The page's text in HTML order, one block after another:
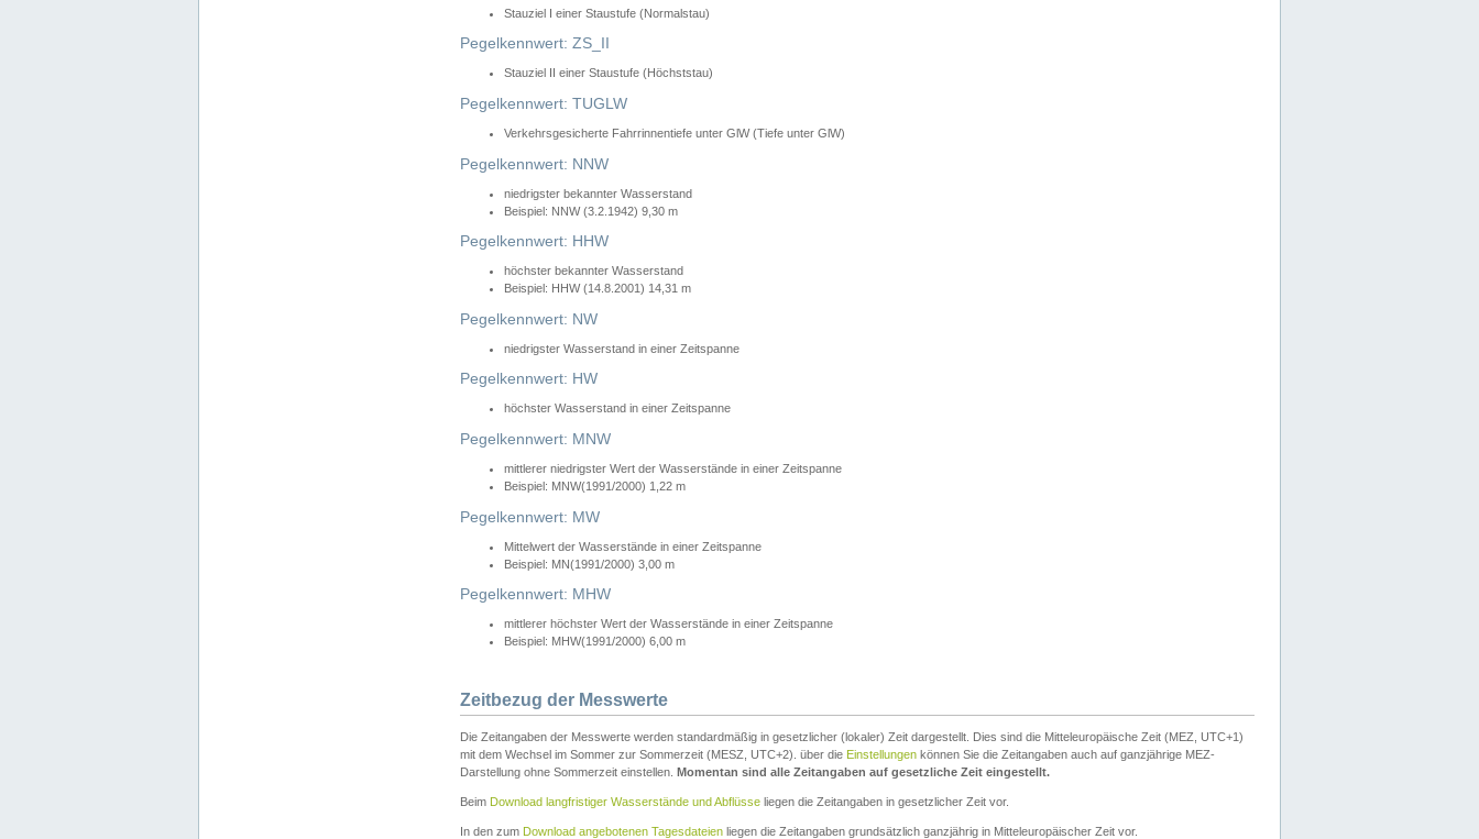
Stauziel I einer Staustufe (Normalstau)
Pegelkennwert: ZS_II
Stauziel II einer Staustufe (Höchststau)
Pegelkennwert: TUGLW
Verkehrsgesicherte Fahrrinnentiefe unter GlW (Tiefe unter GlW)
Pegelkennwert: NNW
niedrigster bekannter Wasserstand
Beispiel: NNW (3.2.1942) 9,30 m
Pegelkennwert: HHW
höchster bekannter Wasserstand
Beispiel: HHW (14.8.2001) 14,31 m
Pegelkennwert: NW
niedrigster Wasserstand in einer Zeitspanne
Pegelkennwert: HW
höchster Wasserstand in einer Zeitspanne
Pegelkennwert: MNW
mittlerer niedrigster Wert der Wasserstände in einer Zeitspanne
Beispiel: MNW(1991/2000) 1,22 m
Pegelkennwert: MW
Mittelwert der Wasserstände in einer Zeitspanne
Beispiel: MN(1991/2000) 3,00 m
Pegelkennwert: MHW
mittlerer höchster Wert der Wasserstände in einer Zeitspanne
Beispiel: MHW(1991/2000) 6,00 m
Zeitbezug der Messwerte
Die Zeitangaben der Messwerte werden standardmäßig in gesetzlicher (lokaler) Zeit dargestellt. Dies sind die Mitteleuropäische Zeit (MEZ, UTC+1)
mit dem Wechsel im Sommer zur Sommerzeit (MESZ, UTC+2). über die Einstellungen können Sie die Zeitangaben auch auf ganzjährige MEZ-
Darstellung ohne Sommerzeit einstellen. Momentan sind alle Zeitangaben auf gesetzliche Zeit eingestellt.
Beim Download langfristiger Wasserstände und Abflüsse liegen die Zeitangaben in gesetzlicher Zeit vor.
In den zum Download angebotenen Tagesdateien liegen die Zeitangaben grundsätzlich ganzjährig in Mitteleuropäischer Zeit vor.